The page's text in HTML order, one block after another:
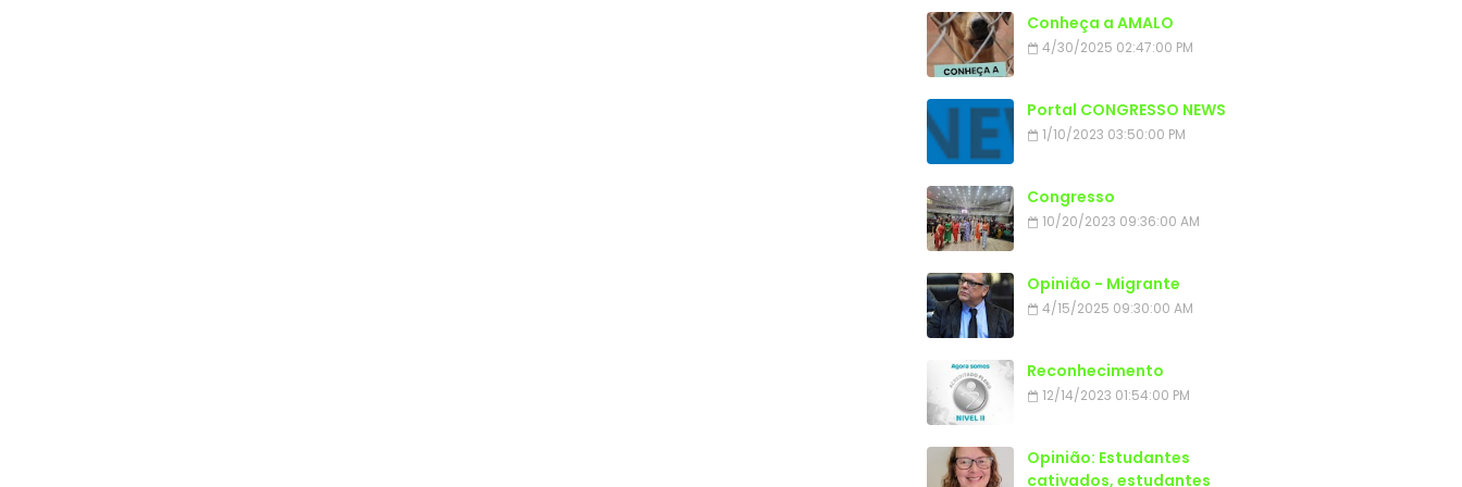
Conheça a AMALO
4/30/2025 02:47:00 PM
Portal CONGRESSO NEWS
1/10/2023 03:50:00 PM
Congresso
10/20/2023 09:36:00 AM
Opinião - Migrante
4/15/2025 09:30:00 AM
Reconhecimento
12/14/2023 01:54:00 PM
Opinião: Estudantes
cativados, estudantes